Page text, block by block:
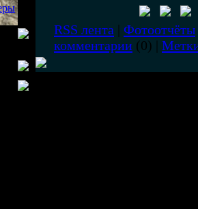
RSS лента Фотоотчёты
комментарии (0) |